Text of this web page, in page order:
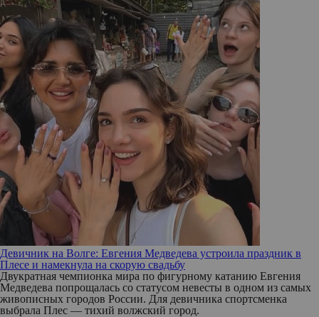
Девичник на Волге: Евгения Медведева устроила праздник в
Плесе и намекнула на скорую свадьбу
Двукратная чемпионка мира по фигурному катанию Евгения
Медведева попрощалась со статусом невесты в одном из самых
живописных городов России. Для девичника спортсменка
выбрала Плес — тихий волжский город.